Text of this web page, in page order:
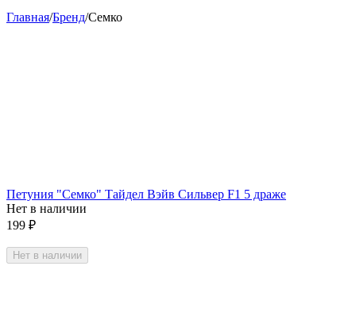
Главная/Бренд/Семко
Петуния "Семко" Тайдел Вэйв Сильвер F1 5 драже
Нет в наличии
199 ₽
Нет в наличии